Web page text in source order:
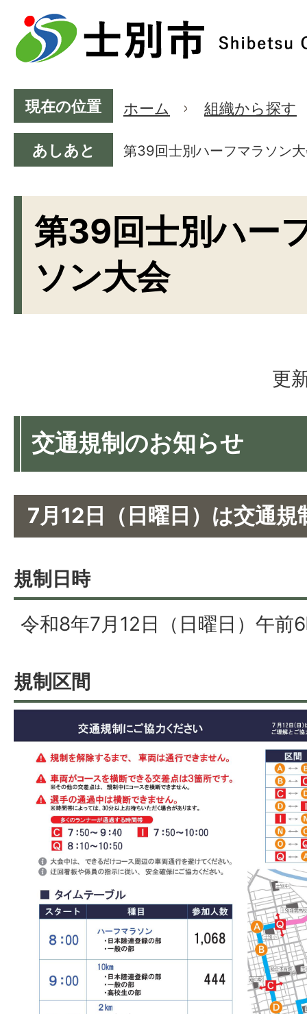
現在の位置 ホーム 組織から探す
あしあと 第39回士別ハーフマラソン
第39回士別ハー
ソン大会
更
交通規制のお知らせ
7月12日（日曜日）は交通規
規制日時
令和8年7月12日（日曜日）午前
規制区間